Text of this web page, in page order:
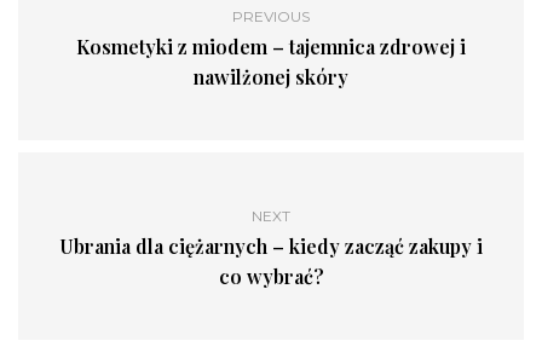
PREVIOUS
Kosmetyki z miodem – tajemnica zdrowej i
nawilżonej skóry
NEXT
Ubrania dla ciężarnych – kiedy zacząć zakupy i
co wybrać?